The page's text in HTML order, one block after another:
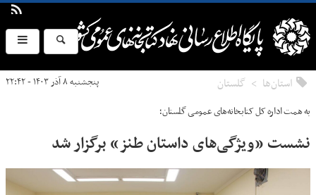
استان‌ها گلستان پنجشنبه ۸ آذر ۱۴۰۳ - ۲۲:۴۲
به همت اداره کل کتابخانه‌های عمومی گلستان؛
نشست «ویژگی‌های داستان طنز» برگزار شد